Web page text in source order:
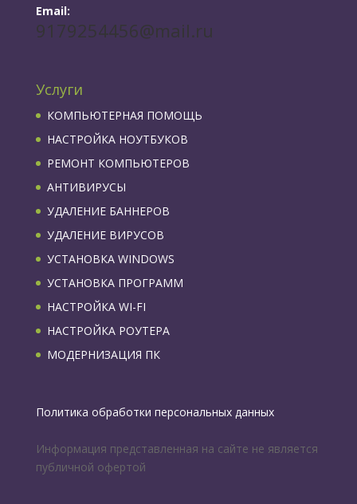
Email:
9179254456@mail.ru
Услуги
КОМПЬЮТЕРНАЯ ПОМОЩЬ
НАСТРОЙКА НОУТБУКОВ
РЕМОНТ КОМПЬЮТЕРОВ
АНТИВИРУСЫ
УДАЛЕНИЕ БАННЕРОВ
УДАЛЕНИЕ ВИРУСОВ
УСТАНОВКА WINDOWS
УСТАНОВКА ПРОГРАММ
НАСТРОЙКА WI-FI
НАСТРОЙКА РОУТЕРА
МОДЕРНИЗАЦИЯ ПК
Политика обработки персональных данных
Информация представленная на сайте не является
публичной офертой